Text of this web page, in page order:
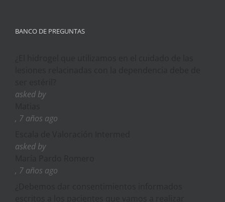
BANCO DE PREGUNTAS
asked by
, 7 años ago
asked by
, 7 años ago